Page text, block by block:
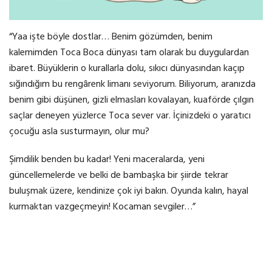
“Yaa işte böyle dostlar… Benim gözümden, benim
kalemimden Toca Boca dünyası tam olarak bu duygulardan
ibaret. Büyüklerin o kurallarla dolu, sıkıcı dünyasından kaçıp
sığındığım bu rengârenk limanı seviyorum. Biliyorum, aranızda
benim gibi düşünen, gizli elmasları kovalayan, kuaförde çılgın
saçlar deneyen yüzlerce Toca sever var. İçinizdeki o yaratıcı
çocuğu asla susturmayın, olur mu?
Şimdilik benden bu kadar! Yeni maceralarda, yeni
güncellemelerde ve belki de bambaşka bir şiirde tekrar
buluşmak üzere, kendinize çok iyi bakın. Oyunda kalın, hayal
kurmaktan vazgeçmeyin! Kocaman sevgiler…”